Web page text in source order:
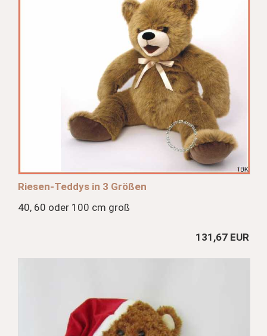
Riesen-Teddys in 3 Größen
40, 60 oder 100 cm groß
131,67 EUR